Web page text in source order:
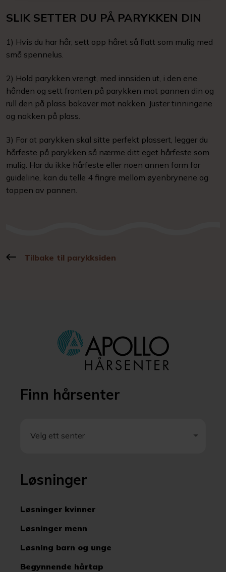
SLIK SETTER DU PÅ PARYKKEN DIN
1) Hvis du har hår, sett opp håret så flatt som mulig med
små spennelus.
2) Hold parykken vrengt, med innsiden ut, i den ene
hånden og sett fronten på parykken mot pannen din og
rull den på plass bakover mot nakken. Juster tinningene
og nakken på plass.
3) For at parykken skal sitte perfekt plassert, legger du
hårfeste på parykken så nærme ditt eget hårfeste som
mulig. Har du ikke hårfeste eller noen annen form for
guideline, kan du telle 4 fingre mellom øyenbrynene og
toppen av pannen.
Tilbake til parykksiden
Finn hårsenter
Velg ett senter
Løsninger
Løsninger kvinner
Løsninger menn
Løsning barn og unge
Begynnende hårtap